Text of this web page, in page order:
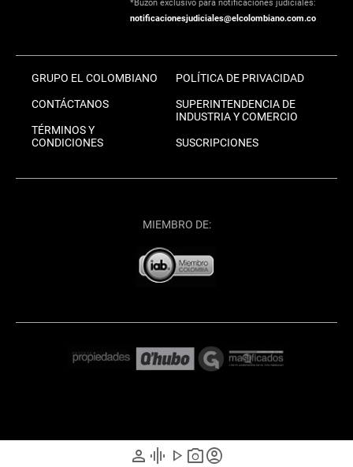
person graphic_eq play_arrow photo_cameraaccount_circle
*Buzón exclusivo para notificaciones judiciales:
notificacionesjudiciales@elcolombiano.com.co
GRUPO EL COLOMBIANO
CONTÁCTANOS
TÉRMINOS Y
CONDICIONES
POLÍTICA DE PRIVACIDAD
SUPERINTENDENCIA DE
INDUSTRIA Y COMERCIO
SUSCRIPCIONES
MIEMBRO DE: